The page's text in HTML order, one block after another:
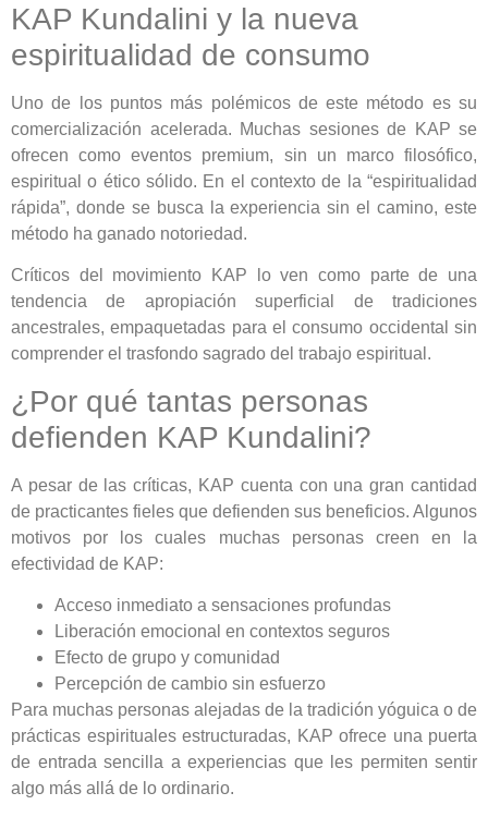
KAP Kundalini y la nueva
espiritualidad de consumo
Uno de los puntos más polémicos de este método es su
comercialización acelerada. Muchas sesiones de KAP se
ofrecen como eventos premium, sin un marco filosófico,
espiritual o ético sólido. En el contexto de la “espiritualidad
rápida”, donde se busca la experiencia sin el camino, este
método ha ganado notoriedad.
Críticos del movimiento KAP lo ven como parte de una
tendencia de apropiación superficial de tradiciones
ancestrales, empaquetadas para el consumo occidental sin
comprender el trasfondo sagrado del trabajo espiritual.
¿Por qué tantas personas
defienden KAP Kundalini?
A pesar de las críticas, KAP cuenta con una gran cantidad
de practicantes fieles que defienden sus beneficios. Algunos
motivos por los cuales muchas personas creen en la
efectividad de KAP:
Acceso inmediato a sensaciones profundas
Liberación emocional en contextos seguros
Efecto de grupo y comunidad
Percepción de cambio sin esfuerzo
Para muchas personas alejadas de la tradición yóguica o de
prácticas espirituales estructuradas, KAP ofrece una puerta
de entrada sencilla a experiencias que les permiten sentir
algo más allá de lo ordinario.